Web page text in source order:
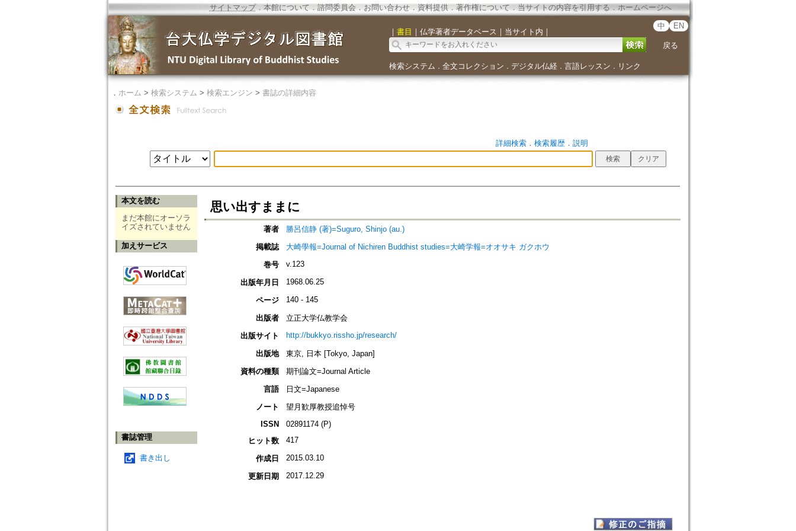
サイトマップ．本館について ． 諮問委員会． お問い合わせ． 資料提供． 著作権について．当サイトの内容を引用する ． ホームページへ
｜ 書目 ｜ 仏学著者データベース ｜ 当サイト内 ｜
中 EN
戻る
検索システム ． 全文コレクション ． デジタル仏経． 言語レッスン ． リンク
． ホーム > 検索システム > 検索エンジン > 書誌の詳細内容
詳細検索． 検索履歴． 説明
本文を読む
まだ本館にオーソラ
イズされていません
加えサービス
書誌管理
書き出し
思い出すままに
著者
勝呂信静 (著)=Suguro, Shinjo (au.)
掲載誌
大崎學報=Journal of Nichiren Buddhist studies=大崎学報=オオサキ ガクホウ
巻号
v.123
出版年月日 1968.06.25
ページ 140 - 145
出版者
立正大学仏教学会
出版サイト
http://bukkyo.rissho.jp/research/
出版地
東京, 日本 [Tokyo, Japan]
資料の種類
期刊論文=Journal Article
言語
日文=Japanese
ノート
望月歓厚教授追悼号
ISSN
02891174 (P)
ヒット数
417
作成日 2015.03.10
更新日期 2017.12.29